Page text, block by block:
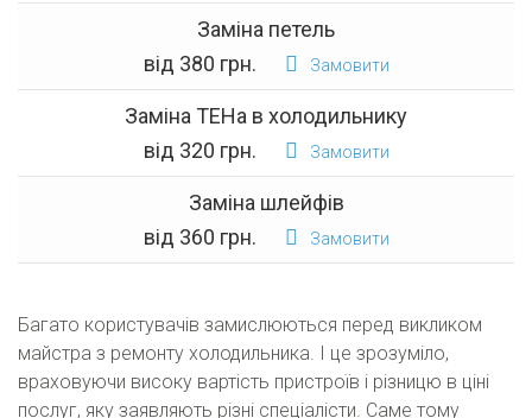
Заміна петель
від 380 грн.
Замовити
Заміна ТЕНа в холодильнику
від 320 грн.
Замовити
Заміна шлейфів
від 360 грн.
Замовити
Багато користувачів замислюються перед викликом
майстра з ремонту холодильника. І це зрозуміло,
враховуючи високу вартість пристроїв і різницю в ціні
послуг, яку заявляють різні спеціалісти. Саме тому